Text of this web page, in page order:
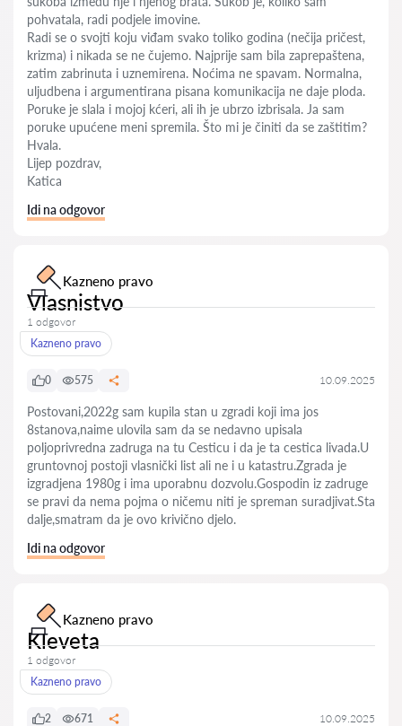
pohvatala, radi podjele imovine.
Radi se o svojti koju viđam svako toliko godina (nečija pričest,
krizma) i nikada se ne čujemo. Najprije sam bila zaprepaštena,
zatim zabrinuta i uznemirena. Noćima ne spavam. Normalna,
uljudbena i argumentirana pisana komunikacija ne daje ploda.
Poruke je slala i mojoj kćeri, ali ih je ubrzo izbrisala. Ja sam
poruke upućene meni spremila. Što mi je činiti da se zaštitim?
Hvala.
Lijep pozdrav,
Katica
Idi na odgovor
Kazneno pravo
Vlasnistvo
1 odgovor
Kazneno pravo
0 575 10.09.2025
Postovani,2022g sam kupila stan u zgradi koji ima jos
8stanova,naime ulovila sam da se nedavno upisala
poljoprivredna zadruga na tu Cesticu i da je ta cestica livada.U
gruntovnoj postoji vlasnički list ali ne i u katastru.Zgrada je
izgradjena 1980g i ima uporabnu dozvolu.Gospodin iz zadruge
se pravi da nema pojma o ničemu niti je spreman suradjivat.Sta
dalje,smatram da je ovo krivično djelo.
Idi na odgovor
Kazneno pravo
Kleveta
1 odgovor
Kazneno pravo
2 671 10.09.2025